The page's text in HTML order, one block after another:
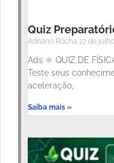
Quiz
Adriano Rocha 27 de
Ads ⚛️ QUIZ DE
Teste seus
aceleração,
Saiba mais »